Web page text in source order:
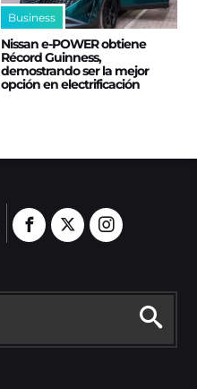
Business
Nissan e‑POWER obtiene
Récord Guinness,
demostrando ser la mejor
opción en electrificación